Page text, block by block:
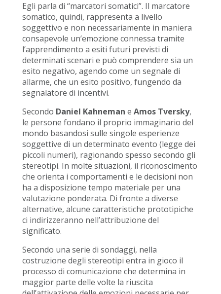
Egli parla di “marcatori somatici”. Il marcatore
somatico, quindi, rappresenta a livello
soggettivo e non necessariamente in maniera
consapevole un’emozione connessa tramite
l’apprendimento a esiti futuri previsti di
determinati scenari e può comprendere sia un
esito negativo, agendo come un segnale di
allarme, che un esito positivo, fungendo da
segnalatore di incentivi.
Secondo Daniel Kahneman e Amos Tversky,
le persone fondano il proprio immaginario del
mondo basandosi sulle singole esperienze
soggettive di un determinato evento (legge dei
piccoli numeri), ragionando spesso secondo gli
stereotipi. In molte situazioni, il riconoscimento
che orienta i comportamenti e le decisioni non
ha a disposizione tempo materiale per una
valutazione ponderata. Di fronte a diverse
alternative, alcune caratteristiche prototipiche
ci indirizzeranno nell’attribuzione del
significato.
Secondo una serie di sondaggi, nella
costruzione degli stereotipi entra in gioco il
processo di comunicazione che determina in
maggior parte delle volte la riuscita